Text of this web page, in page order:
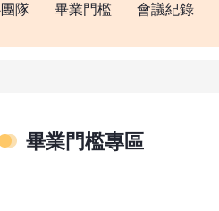
隊 畢業門檻 會議紀錄
畢業門檻專區